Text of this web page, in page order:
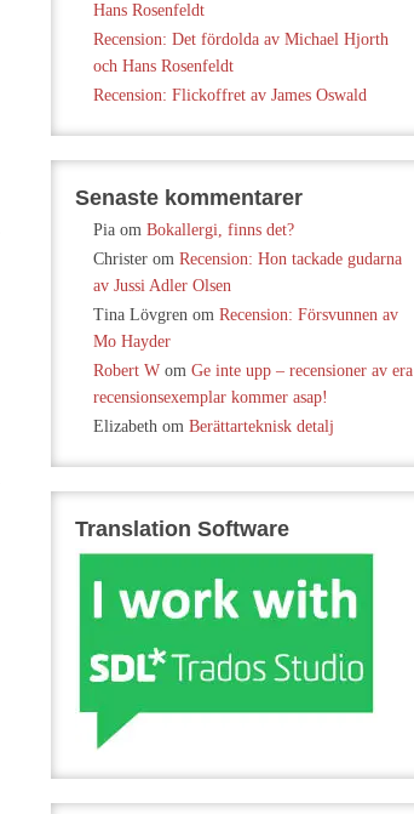
Hans Rosenfeldt
Recension: Det fördolda av Michael Hjorth
och Hans Rosenfeldt
Recension: Flickoffret av James Oswald
Senaste kommentarer
Pia om Bokallergi, finns det?
Christer om Recension: Hon tackade gudarna
av Jussi Adler Olsen
Tina Lövgren om Recension: Försvunnen av
Mo Hayder
Robert W om Ge inte upp – recensioner av era
recensionsexemplar kommer asap!
Elizabeth om Berättarteknisk detalj
Translation Software